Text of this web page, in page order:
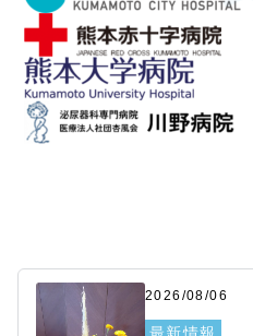
2026/08/06
最新情報